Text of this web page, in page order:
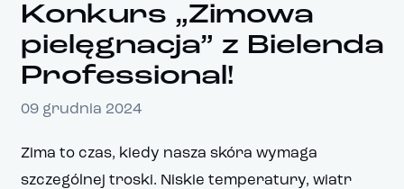
Konkurs „Zimowa
pielęgnacja” z Bielenda
Professional!
09 grudnia 2024
Zima to czas, kiedy nasza skóra wymaga
szczególnej troski. Niskie temperatury, wiatr